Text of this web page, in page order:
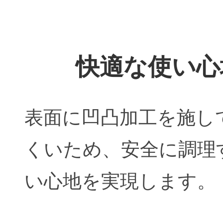
快適な使い
表面に凹凸加工を施
くいため、安全に調
い心地を実現します。